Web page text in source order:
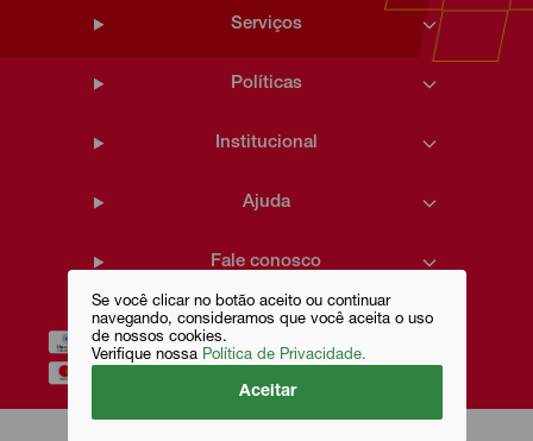
Se você clicar no botão aceito ou continuar
navegando, consideramos que você aceita o uso
de nossos cookies.
Verifique nossa Política de Privacidade.
Aceitar
Serviços
Políticas
Institucional
Ajuda
Fale conosco